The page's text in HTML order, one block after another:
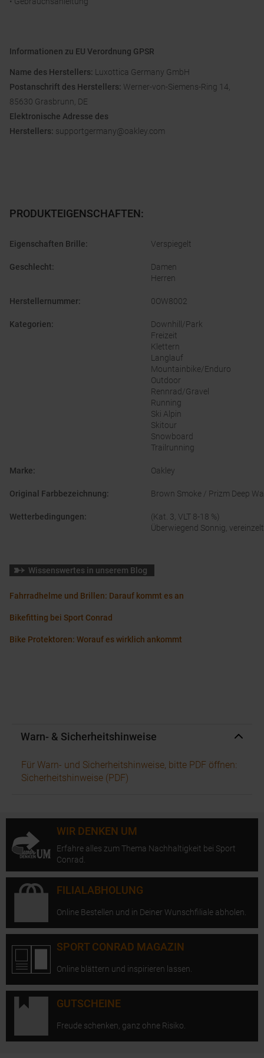
Informationen zu EU Verordnung GPSR
Name des Herstellers: Luxottica Germany GmbH
Postanschrift des Herstellers: Werner-von-Siemens-Ring 14,
85630 Grasbrunn, DE
Elektronische Adresse des
Herstellers: supportgermany@oakley.com
PRODUKTEIGENSCHAFTEN:
Eigenschaften Brille: Verspiegelt
Geschlecht:
Damen
Herren
Herstellernummer: 0OW8002
Kategorien:
Downhill/Park
Freizeit
Klettern
Langlauf
Mountainbike/Enduro
Outdoor
Rennrad/Gravel
Running
Ski Alpin
Skitour
Snowboard
Trailrunning
Marke: Oakley
Original Farbbezeichnung: Brown Smoke / Prizm Deep
Wetterbedingungen:
(Kat. 3, VLT 8-18 %)
Überwiegend Sonnig,
Wissenswertes in unserem Blog
Fahrradhelme und Brillen: Darauf kommt es an
Bikefitting bei Sport Conrad
Bike Protektoren: Worauf es wirklich ankommt
Warn- & Sicherheitshinweise
Für Warn- und Sicherheitshinweise, bitte PDF öffnen:
Sicherheitshinweise (PDF)
WIR DENKEN UM
Erfahre alles zum Thema Nachhaltigkeit bei Sport
Conrad.
FILIALABHOLUNG
Online Bestellen und in Deiner Wunschfiliale abholen.
SPORT CONRAD MAGAZIN
Online blättern und inspirieren lassen.
GUTSCHEINE
Freude schenken, ganz ohne Risiko.